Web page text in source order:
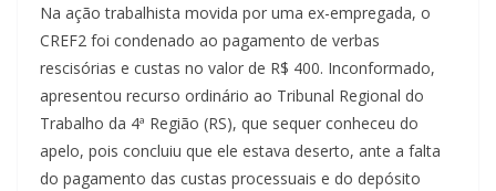
Na ação trabalhista movida por uma ex-empregada, o
CREF2 foi condenado ao pagamento de verbas
rescisórias e custas no valor de R$ 400. Inconformado,
apresentou recurso ordinário ao Tribunal Regional do
Trabalho da 4ª Região (RS), que sequer conheceu do
apelo, pois concluiu que ele estava deserto, ante a falta
do pagamento das custas processuais e do depósito